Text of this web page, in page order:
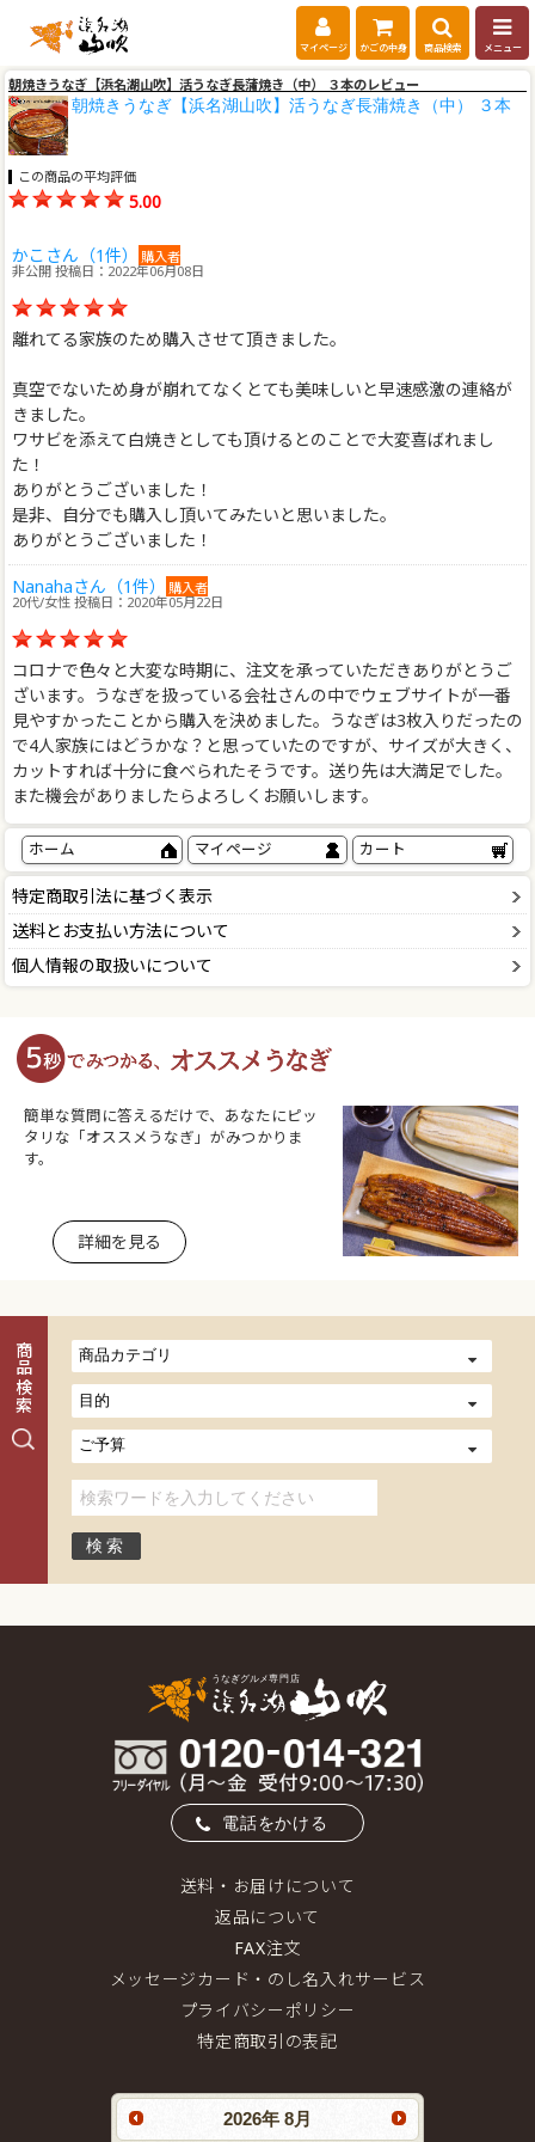
マイページ かごの中身 商品検索 メニュー
朝焼きうなぎ【浜名湖山吹】活うなぎ長蒲焼き（中） ３本のレビュー
朝焼きうなぎ【浜名湖山吹】活うなぎ長蒲焼き（中） ３本
この商品の平均評価
5.00
かこさん（1件）
購入者
非公開 投稿日：2022年06月08日
離れてる家族のため購入させて頂きました。
真空でないため身が崩れてなくとても美味しいと早速感激の連絡が
きました。
ワサビを添えて白焼きとしても頂けるとのことで大変喜ばれまし
た！
ありがとうございました！
是非、自分でも購入し頂いてみたいと思いました。
ありがとうございました！
Nanahaさん（1件）
購入者
20代/女性 投稿日：2020年05月22日
コロナで色々と大変な時期に、注文を承っていただきありがとうご
ざいます。うなぎを扱っている会社さんの中でウェブサイトが一番
見やすかったことから購入を決めました。うなぎは3枚入りだったの
で4人家族にはどうかな？と思っていたのですが、サイズが大きく、
カットすれば十分に食べられたそうです。送り先は大満足でした。
また機会がありましたらよろしくお願いします。
ホーム マイページ カート
特定商取引法に基づく表示
送料とお支払い方法について
個人情報の取扱いについて
簡単な質問に答えるだけで、あなたにピッ
タリな「オススメうなぎ」がみつかりま
す。
詳細を見る
商品検索
電話をかける
送料・お届けについて
返品について
FAX注文
メッセージカード・のし名入れサービス
プライバシーポリシー
特定商取引の表記
2026年 8月